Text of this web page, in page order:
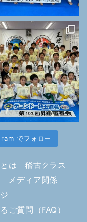
でフォロー
は
稽古クラス
メディア関係
ご質問（FAQ）